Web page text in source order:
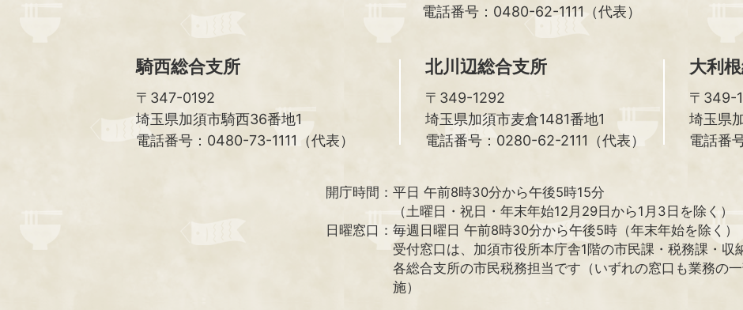
電話番号：0480-62-1111（代表）
騎西総合支所
〒347-0192
埼玉県加須市騎西36番地1
電話番号：0480-73-1111（代表）
北川辺総合支所
〒349-1292
埼玉県加須市麦倉1481番地1
電話番号：0280-62-2111（代表）
大利
〒349-
埼玉県
電話番
開庁時間： 平日 午前8時30分から午後5時15分
（土曜日・祝日・年末年始12月29日から1月3日を除く）
日曜窓口： 毎週日曜日 午前8時30分から午後5時（年末年始を除く）
受付窓口は、加須市役所本庁舎1階の市民課・税務課・収
各総合支所の市民税務担当です（いずれの窓口も業務の
施）